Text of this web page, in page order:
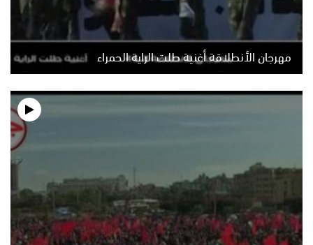
مهرجان الأنطلاقة أغنية طلت الراية الحمراء